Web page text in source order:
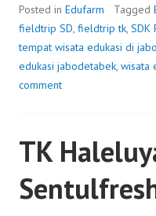
SDK
Posted in Edufarm Tagged
fieldtrip SD, fieldtrip tk, SDK
tempat wisata edukasi di
edukasi jabodetabek, wisata
comment
TK